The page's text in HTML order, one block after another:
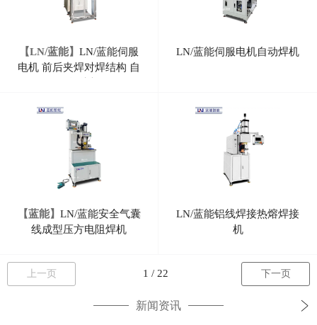
【LN/蓝能】 LN/蓝能伺服
电机 前后夹焊对焊结构 自
LN/蓝能伺服电机自动焊机
【蓝能】 LN/蓝能安全气囊
线成型压方电阻焊机
LN/蓝能铝线焊接热熔焊接
机
上一页 下一页
新闻资讯